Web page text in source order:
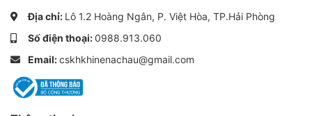
>>> Bạn là quản lý, kĩ thuật vận hành đừng quên kết
nối, tương tác Hotline, Zalo, Facebook của Á
CHÂU tạo kênh liên lạc thông suốt, để nhận tài liệu
hướng dẫn sử dụng, cẩm nang sử dụng máy nén
khí.Đặc biệt nhận hướng dẫn xử lý sự cố, hư hỏng
Địa chỉ: Lô 1.2 Hoàng Ngân, P. Việt Hòa, TP.Hải Phòng
Số điện thoại:0988.913.060
Email:cskhkhinenachau@gmail.com